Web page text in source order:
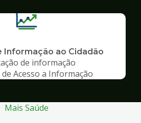
Informação ao Cidadão
de informação
Acesso a Informação
Mais Saúde